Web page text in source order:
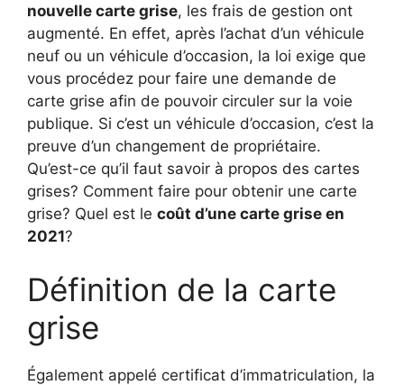
nouvelle carte grise, les frais de gestion ont
augmenté. En effet, après l’achat d’un véhicule
neuf ou un véhicule d’occasion, la loi exige que
vous procédez pour faire une demande de
carte grise afin de pouvoir circuler sur la voie
publique. Si c’est un véhicule d’occasion, c’est la
preuve d’un changement de propriétaire.
Qu’est-ce qu’il faut savoir à propos des cartes
grises? Comment faire pour obtenir une carte
grise? Quel est le coût d’une carte grise en
2021?
Définition de la carte
grise
Également appelé certificat d’immatriculation, la